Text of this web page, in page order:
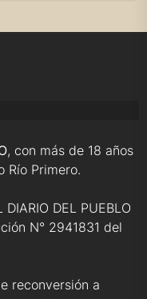
, con más de 18 años
Río Primero.
DEL PUEBLO
N° 2941831 del
reconversión a